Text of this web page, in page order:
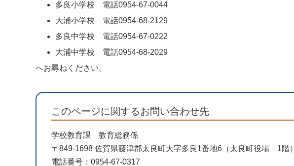
多良小学校 電話0954-67-0044
大浦小学校 電話0954-68-2129
多良中学校 電話0954-67-0222
大浦中学校 電話0954-68-2029
へお尋ねください。
このページに関するお問い合わせ先
学校教育課 教育総務係
〒849-1698 佐賀県藤津郡太良町大字多良1番地6（太良町役場 1階）
電話番号：0954-67-0317